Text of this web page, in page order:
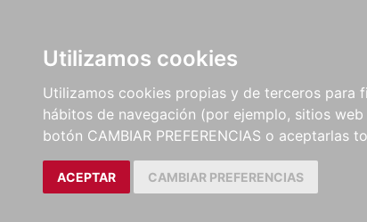
Utilizamos cookies
Utilizamos cookies propias y de terceros para
hábitos de navegación (por ejemplo, sitios
botón CAMBIAR PREFERENCIAS o aceptarlas
ACEPTAR CAMBIAR PREFERENCIAS
LIBROS
MÉTODOS Y
EJERCICIOS
PARTITURAS Y
CRÍTICAS